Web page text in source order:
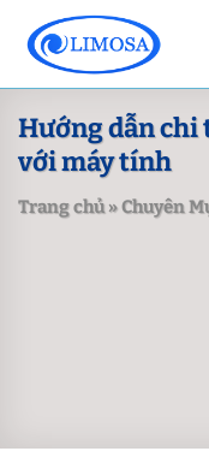
content
Hướng dẫn chi
với máy tính
Trang chủ»Chuyên